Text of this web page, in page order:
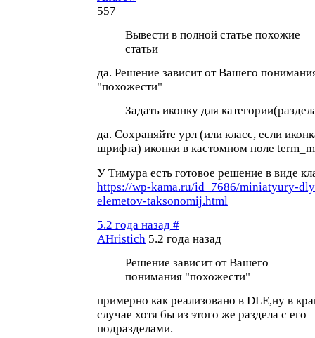
557
Вывести в полной статье похожие
статьи
да. Решение зависит от Вашего
"похожести"
Задать иконку для
да. Сохраняйте урл (или класс, если
шрифта) иконки в кастомном поле
У Тимура есть готовое решение в виде
https://wp-kama.ru/id_7686/miniatyury-
elemetov-taksonomij.html
5.2 года назад #
AHristich 5.2 года назад
Решение зависит от Вашего
понимания "похожести"
примерно как реализовано в DLE,ну в
случае хотя бы из этого же раздела с его
подразделами.